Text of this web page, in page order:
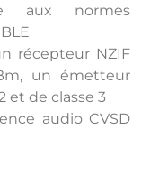
aux normes
récepteur NZIF
un émetteur
et de classe 3
audio CVSD